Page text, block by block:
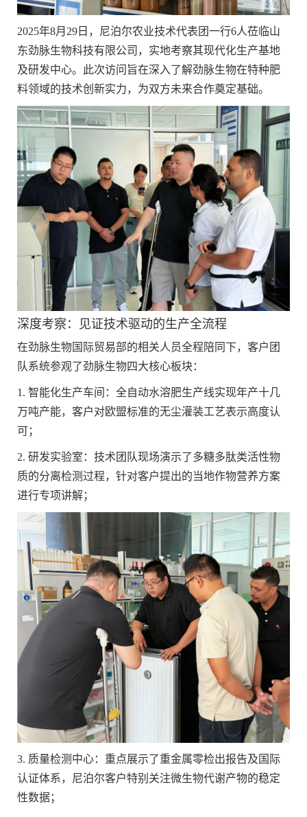
2025年8月29日，尼泊尔农业技术代表团一行6人莅临山
东劲脉生物科技有限公司，实地考察其现代化生产基地
及研发中心。此次访问旨在深入了解劲脉生物在特种肥
料领域的技术创新实力，为双方未来合作奠定基础。
‌深度考察：见证技术驱动的生产全流程‌
在劲脉生物国际贸易部的相关人员全程陪同下，客户团
队系统参观了劲脉生物四大核心板块：
1. ‌智能化生产车间‌：全自动水溶肥生产线实现年产十几
万吨产能，客户对欧盟标准的无尘灌装工艺表示高度认
可；
2. ‌研发实验室‌：技术团队现场演示了多糖多肽类活性物
质的分离检测过程，针对客户提出的当地作物营养方案
进行专项讲解；
3. ‌质量检测中心‌：重点展示了重金属零检出报告及国际
认证体系，尼泊尔客户特别关注微生物代谢产物的稳定
性数据；